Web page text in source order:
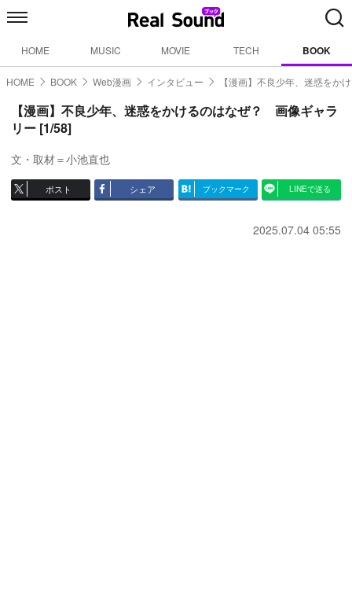
HOME MUSIC MOVIE TECH BOOK
HOME BOOK Web漫画 インタビュー 【漫画】不良少年、迷惑をか
【漫画】不良少年、迷惑をかけるのはなぜ？ 画像ギャラ
リー [1/58]
文・取材＝小池直也
ポスト シェア ブックマーク LINEで送る
2025.07.04 05:55